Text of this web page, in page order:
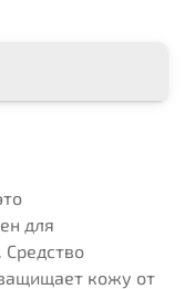
для
кожу от